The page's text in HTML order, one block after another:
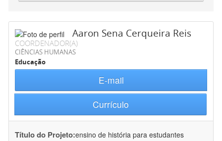
Aaron Sena Cerqueira Reis
COORDENADOR(A)
CIÊNCIAS HUMANAS
Educação
E-mail
Currículo
Título do Projeto:ensino de história para estudantes